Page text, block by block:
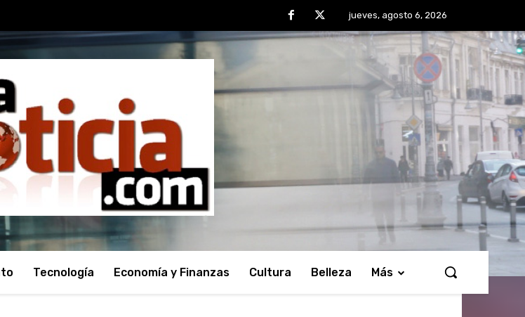
jueves, agosto 6, 2026
Tecnología Economía y Finanzas Cultura Belleza Más